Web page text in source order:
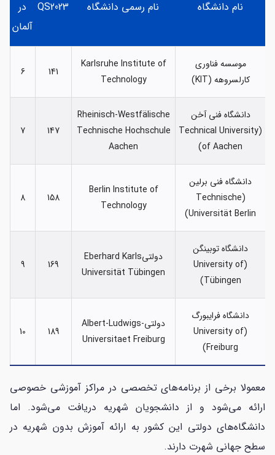
نام دانشگاه نام رسمی دانشگاه QS2023
در
آلمان
موسسه فناوری
کارلسروهه (KIT)
Karlsruhe Institute of
Technology
141
6
دانشگاه فنی آخن
(Technical University
of Aachen)
Rheinisch-Westfälische
Technische Hochschule
Aachen
147
7
دانشگاه فنی برلین
(Technische
Universität Berlin)
Berlin Institute of
Technology
158
8
دانشگاه توبینگن
(University of
Tübingen)
دولتیEberhard Karls
Universität Tübingen
169
9
دانشگاه فرایبورگ
(University of
Freiburg)
دولتیAlbert-Ludwigs-
Universitaet Freiburg
189
10
معمولا برخی از برنامه‌های تخصصی در مراکز آموزشی خصوصی
ارائه می‌شود و از دانشجویان شهریه دریافت می‌شود. اما
دانشگاه‌های دولتی این کشور به ارائه آموزش بدون شهریه در
سطح جهانی شهرت دارند.